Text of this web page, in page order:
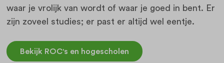
waar je vrolijk van wordt of waar je goed in bent. Er
zijn zoveel studies; er past er altijd wel eentje.
Bekijk ROC's en hogescholen